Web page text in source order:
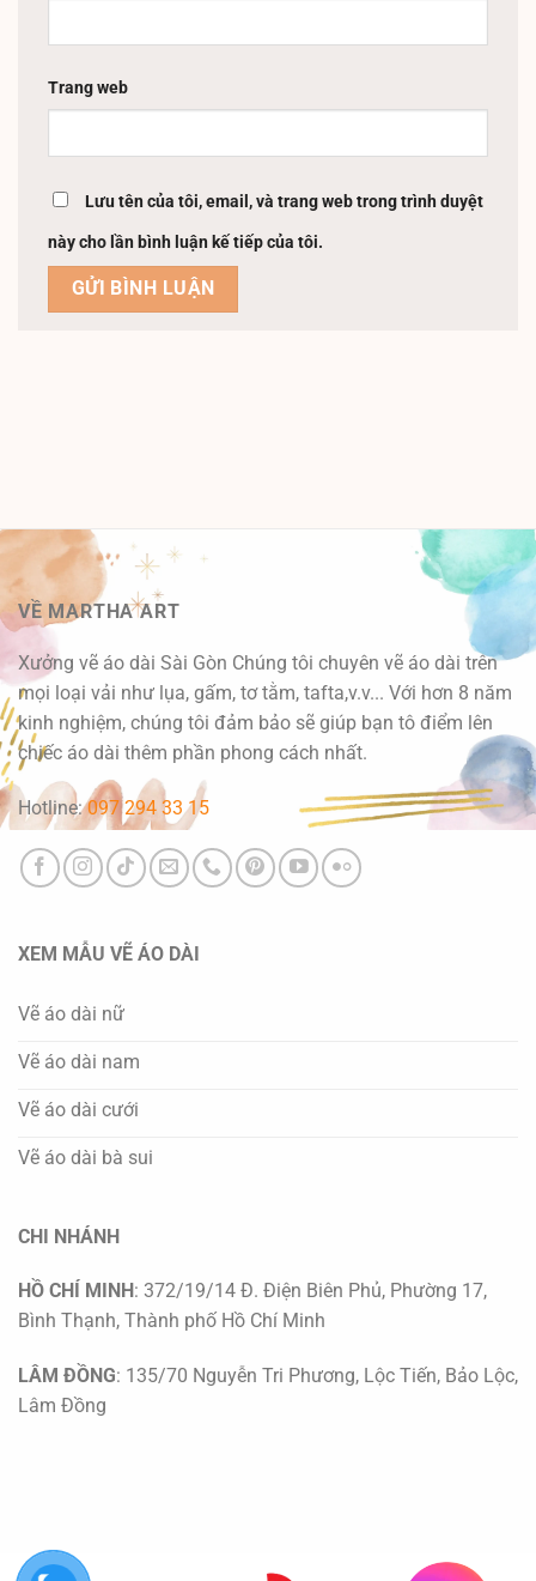
Trang web
Lưu tên của tôi, email, và trang web trong trình duyệt
này cho lần bình luận kế tiếp của tôi.
VỀ MARTHA ART
Xưởng vẽ áo dài Sài Gòn Chúng tôi chuyên vẽ áo dài trên
mọi loại vải như lụa, gấm, tơ tằm, tafta,v.v... Với hơn 8 năm
kinh nghiệm, chúng tôi đảm bảo sẽ giúp bạn tô điểm lên
chiếc áo dài thêm phần phong cách nhất.
Hotline:097 294 33 15
XEM MẪU VẼ ÁO DÀI
Vẽ áo dài nữ
Vẽ áo dài nam
Vẽ áo dài cưới
Vẽ áo dài bà sui
CHI NHÁNH
HỒ CHÍ MINH : 372/19/14 Đ. Điện Biên Phủ, Phường 17,
Bình Thạnh, Thành phố Hồ Chí Minh
LÂM ĐỒNG: 135/70 Nguyễn Tri Phương, Lộc Tiến, Bảo Lộc,
Lâm Đồng